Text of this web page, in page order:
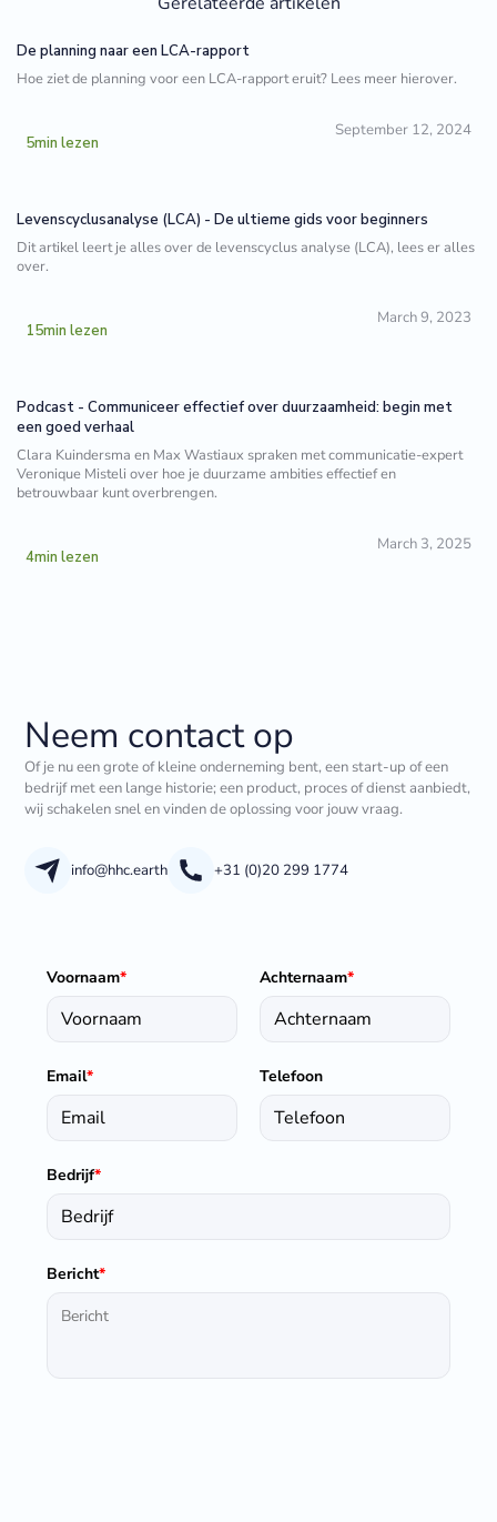
De planning naar een LCA-rapport
Hoe ziet de planning voor een LCA-rapport eruit? Lees meer hierover.
5min lezen
September 12, 2024
Levenscyclusanalyse (LCA) - De ultieme gids voor beginners
Dit artikel leert je alles over de levenscyclus analyse (LCA), lees er alles
over.
15min lezen
March 9, 2023
Podcast - Communiceer effectief over duurzaamheid: begin met
een goed verhaal
Clara Kuindersma en Max Wastiaux spraken met communicatie-expert
Veronique Misteli over hoe je duurzame ambities effectief en
betrouwbaar kunt overbrengen.
4min lezen
March 3, 2025
Neem contact op
Of je nu een grote of kleine onderneming bent, een start-up of een
bedrijf met een lange historie; een product, proces of dienst aanbiedt,
wij schakelen snel en vinden de oplossing voor jouw vraag.
info@hhc.earth +31 (0)20 299 1774
Voornaam* Achternaam*
Email* Telefoon
Bedrijf*
Bericht*